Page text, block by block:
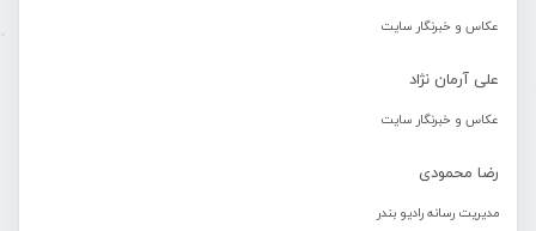
عکاس و خبرنگار سایت
علی آرمان نژاد
عکاس و خبرنگار سایت
رضا محمودی
مدیریت رسانه رادیو بندر